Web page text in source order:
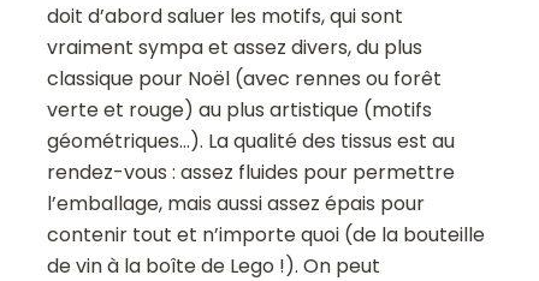
doit d’abord saluer les motifs, qui sont
vraiment sympa et assez divers, du plus
classique pour Noël (avec rennes ou forêt
verte et rouge) au plus artistique (motifs
géométriques…). La qualité des tissus est au
rendez-vous : assez fluides pour permettre
l’emballage, mais aussi assez épais pour
contenir tout et n’importe quoi (de la bouteille
de vin à la boîte de Lego !). On peut